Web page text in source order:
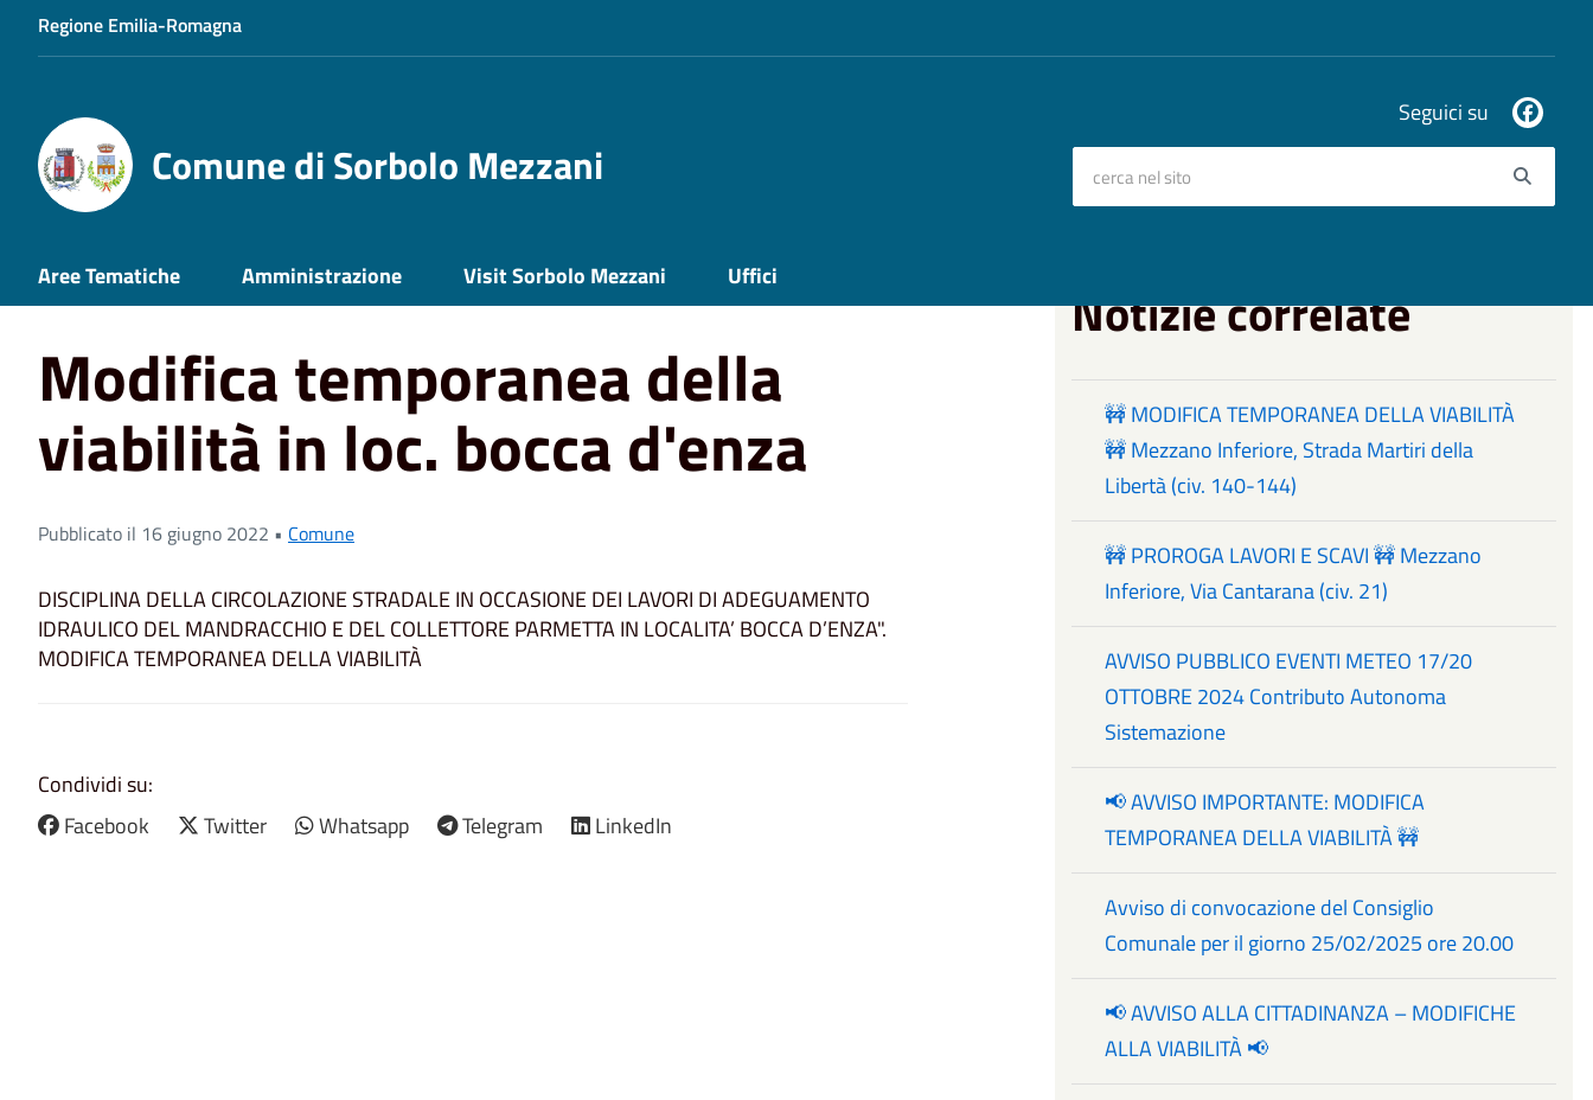
Regione Emilia-Romagna
Comune di Sorbolo Mezzani
Seguici su
Aree Tematiche Amministrazione Visit Sorbolo Mezzani Uffici
Home News Comune Modifica temporanea della viabilità in loc. bocca d'enza
Modifica temporanea della
viabilità in loc. bocca d'enza
Pubblicato il 16 giugno 2022 • Comune
DISCIPLINA DELLA CIRCOLAZIONE STRADALE IN OCCASIONE DEI LAVORI DI ADEGUAMENTO
IDRAULICO DEL MANDRACCHIO E DEL COLLETTORE PARMETTA IN LOCALITA’ BOCCA D’ENZA".
MODIFICA TEMPORANEA DELLA VIABILITÀ
Condividi su:
Facebook
Twitter Whatsapp Telegram LinkedIn
Notizie correlate
🚧 MODIFICA TEMPORANEA DELLA VIABILITÀ
🚧 Mezzano Inferiore, Strada Martiri della
Libertà (civ. 140-144)
🚧 PROROGA LAVORI E SCAVI 🚧 Mezzano
Inferiore, Via Cantarana (civ. 21)
AVVISO PUBBLICO EVENTI METEO 17/20
OTTOBRE 2024 Contributo Autonoma
Sistemazione
📢 AVVISO IMPORTANTE: MODIFICA
TEMPORANEA DELLA VIABILITÀ 🚧
Avviso di convocazione del Consiglio
Comunale per il giorno 25/02/2025 ore 20.00
📢 AVVISO ALLA CITTADINANZA – MODIFICHE
ALLA VIABILITÀ 📢